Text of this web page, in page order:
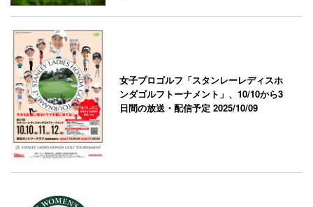
女子プロゴルフ「スタンレーレディスホ
ンダゴルフトーナメント」、10/10から3
日間の放送・配信予定2025/10/09